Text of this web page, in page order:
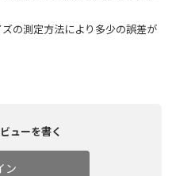
の測定方法により多少の誤差が
ューを書く
ン